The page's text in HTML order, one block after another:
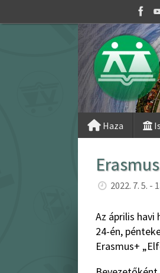
to
Skip
Haza
2022. 7. 5. -
Az április
24-én,
Erasmus+